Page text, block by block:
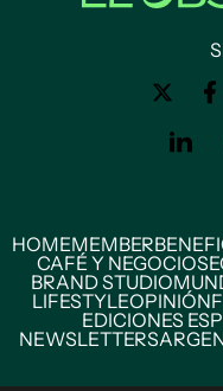
HOMEMEMBER
CAFÉ Y NEGOCIOS
BRAND STUDIO
LIFESTYLEOPINIÓN
EDICIONES
NEWSLETTERS